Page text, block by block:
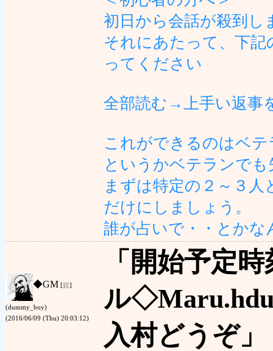
初日から会話が殺到し
それにあたって、下
ってください
全部読む→上手い返事
これができるのはベ
というかベテランで
まずは特定の２～３
だけにしましょう。
誰が占いで・・とかな
◆GM [鏡]
(dummy_boy)
(2016/06/09 (Thu) 20:03:12)
「開始予定
ル
入村どうぞ」